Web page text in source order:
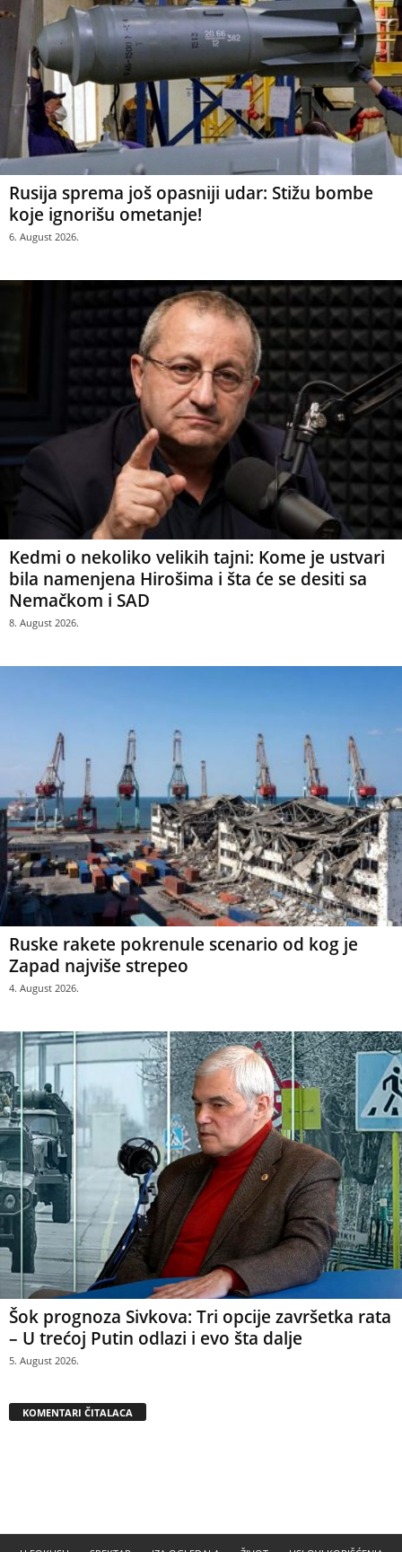
Rusija sprema još opasniji udar: Stižu bombe
koje ignorišu ometanje!
6. August 2026.
Kedmi o nekoliko velikih tajni: Kome je ustvari
bila namenjena Hirošima i šta će se desiti sa
Nemačkom i SAD
8. August 2026.
Ruske rakete pokrenule scenario od kog je
Zapad najviše strepeo
4. August 2026.
Šok prognoza Sivkova: Tri opcije završetka rata
– U trećoj Putin odlazi i evo šta dalje
5. August 2026.
KOMENTARI ČITALACA